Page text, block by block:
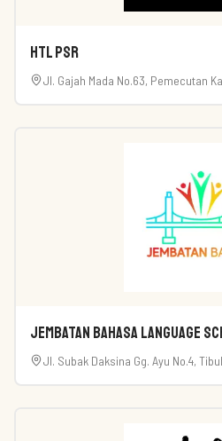
HTL PSR
Jl. Gajah Mada No.63, Pemecutan
Jembatan Bahasa Language
Jl. Subak Daksina Gg. Ayu No.4,